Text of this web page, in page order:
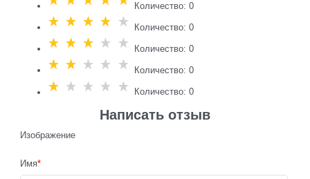
Количество: 0
Количество: 0
Количество: 0
Количество: 0
Количество: 0
Написать отзыв
Изображение
Имя